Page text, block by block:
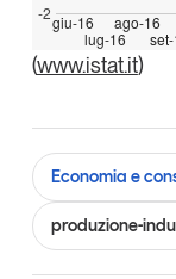
Leggi il
Tendenze è il
modo
consumo e
consumatori
giu-16
lug-16
ago-16
-2
(www.istat.it)
Economia e
produzione-